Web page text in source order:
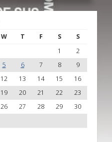
W T F S S
1
2
5 6 7 8
9
12 13 14 15
16
19 20 21 22
23
26 27 28 29
30